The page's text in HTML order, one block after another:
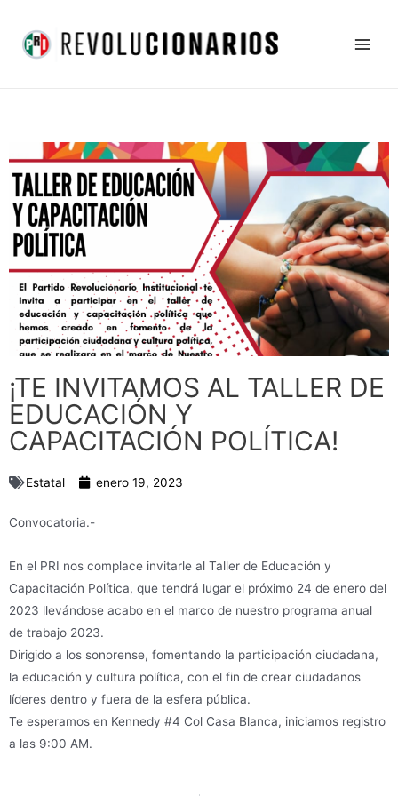
contenido
¡TE INVITAMOS AL TALLER DE
EDUCACIÓN Y
CAPACITACIÓN POLÍTICA!
Estatal enero 19, 2023
Convocatoria.-
En el PRI nos complace invitarle al Taller de Educación y
Capacitación Política, que tendrá lugar el próximo 24 de enero del
2023 llevándose acabo en el marco de nuestro programa anual
de trabajo 2023.
Dirigido a los sonorense, fomentando la participación ciudadana,
la educación y cultura política, con el fin de crear ciudadanos
líderes dentro y fuera de la esfera pública.
Te esperamos en Kennedy #4 Col Casa Blanca, iniciamos registro
a las 9:00 AM.